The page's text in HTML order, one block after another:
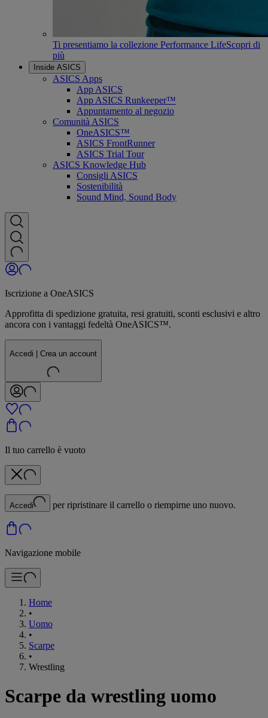
Ti presentiamo la collezione Performance LifeScopri di
più
Inside ASICS
ASICS Apps
App ASICS
App ASICS Runkeeper™
Appuntamento al negozio
Comunità ASICS
OneASICS™
ASICS FrontRunner
ASICS Trial Tour
ASICS Knowledge Hub
Consigli ASICS
Sostenibilità
Sound Mind, Sound Body
Iscrizione a OneASICS
Approfitta di spedizione gratuita, resi gratuiti, sconti esclusivi e altro
ancora con i vantaggi fedeltà OneASICS™.
Accedi | Crea un account
Il tuo carrello è vuoto
Accedi per ripristinare il carrello o riempirne uno nuovo.
Navigazione mobile
Home
•
Uomo
•
Scarpe
•
Wrestling
Scarpe da wrestling uomo